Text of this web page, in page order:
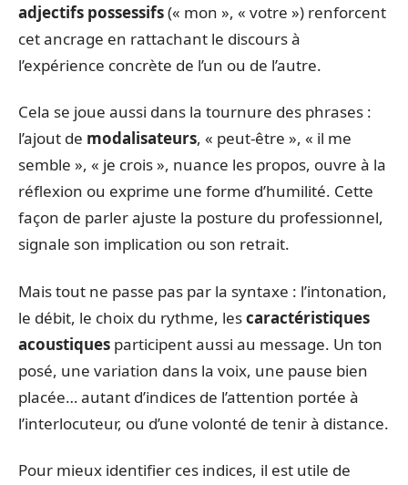
adjectifs possessifs(« mon », « votre ») renforcent
cet ancrage en rattachant le discours à
l’expérience concrète de l’un ou de l’autre.
Cela se joue aussi dans la tournure des phrases :
l’ajout de modalisateurs, « peut-être », « il me
semble », « je crois », nuance les propos, ouvre à la
réflexion ou exprime une forme d’humilité. Cette
façon de parler ajuste la posture du professionnel,
signale son implication ou son retrait.
Mais tout ne passe pas par la syntaxe : l’intonation,
le débit, le choix du rythme, lescaractéristiques
acoustiques participent aussi au message. Un ton
posé, une variation dans la voix, une pause bien
placée… autant d’indices de l’attention portée à
l’interlocuteur, ou d’une volonté de tenir à distance.
Pour mieux identifier ces indices, il est utile de